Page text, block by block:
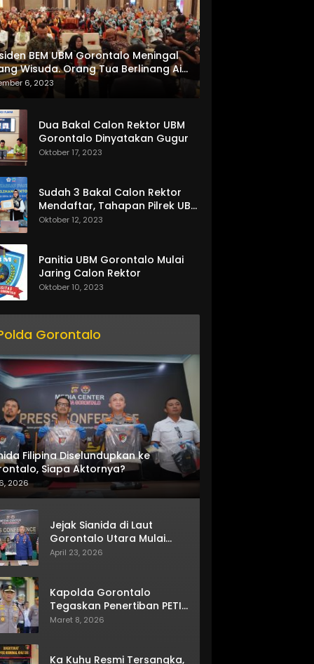
BEM UBM Gorontalo Meningal
Wisuda. Orang Tua Berlinang Air
Menerima SKL dan Pemasangan
6, 2023
Dua Bakal Calon Rektor UBM
Gorontalo Dinyatakan Gugur
Oktober 17, 2023
Sudah 3 Bakal Calon Rektor
Mendaftar, Tahapan Pilrek UBM
Gorontalo Makin Seru
Oktober 12, 2023
Panitia UBM Gorontalo Mulai
Jaring Calon Rektor
Oktober 10, 2023
Gorontalo
Filipina Diselundupkan ke
Siapa Aktornya?
2026
Jejak Sianida di Laut
Gorontalo Utara Mulai
Terkuak
April 23, 2026
Kapolda Gorontalo
Tegaskan Penertiban PETI
Terus Berjalan
Maret 8, 2026
Ka Kuhu Resmi Tersangka,